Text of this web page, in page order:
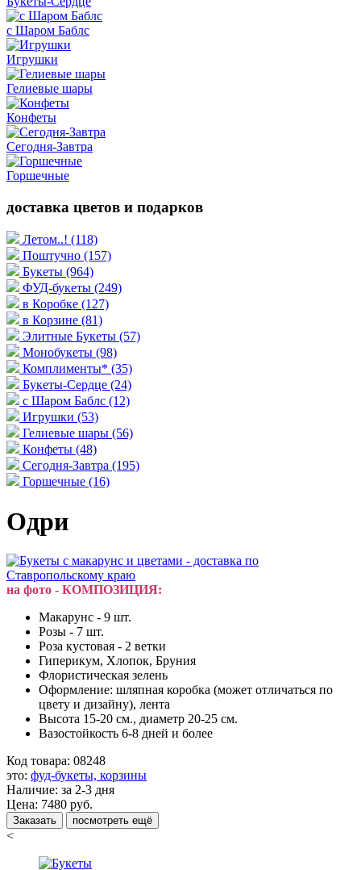
с Шаром Баблс
Игрушки
Гелиевые шары
Конфеты
Сегодня-Завтра
Горшечные
доставка цветов и подарков
Летом..! (118)
Поштучно (157)
Букеты (964)
ФУД-букеты (249)
в Коробке (127)
в Корзине (81)
Элитные Букеты (57)
Монобукеты (98)
Комплименты* (35)
Букеты-Сердце (24)
с Шаром Баблс (12)
Игрушки (53)
Гелиевые шары (56)
Конфеты (48)
Сегодня-Завтра (195)
Горшечные (16)
Одри
на фото - КОМПОЗИЦИЯ:
Макарунс - 9 шт.
Розы - 7 шт.
Роза кустовая - 2 ветки
Гиперикум, Хлопок, Бруния
Флористическая зелень
Оформление: шляпная коробка (может отличаться по
цвету и дизайну), лента
Высота 15-20 см., диаметр 20-25 см.
Вазостойкость 6-8 дней и более
Код товара: 08248
это: фуд-букеты, корзины
Наличие: за 2-3 дня
Цена: 7480 руб.
Заказать посмотреть ещё
<